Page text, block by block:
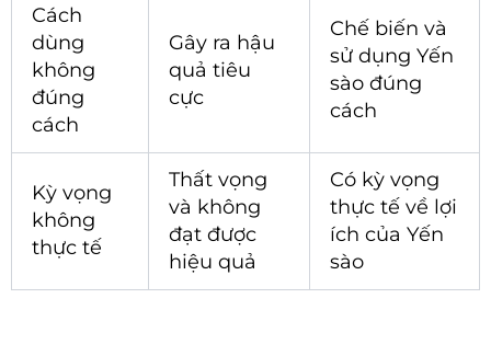
Cách
dùng
không
đúng
cách
Gây ra hậu
quả tiêu
cực
Chế biến và
sử dụng Yến
sào đúng
cách
Kỳ vọng
không
thực tế
Thất vọng
và không
đạt được
hiệu quả
Có kỳ vọng
thực tế về lợi
ích của Yến
sào